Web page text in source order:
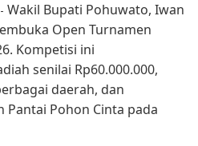
Wakil Bupati Pohuwato, Iwan
Open Turnamen
Kompetisi ini
senilai Rp60.000.000,
daerah, dan
Pohon Cinta pada